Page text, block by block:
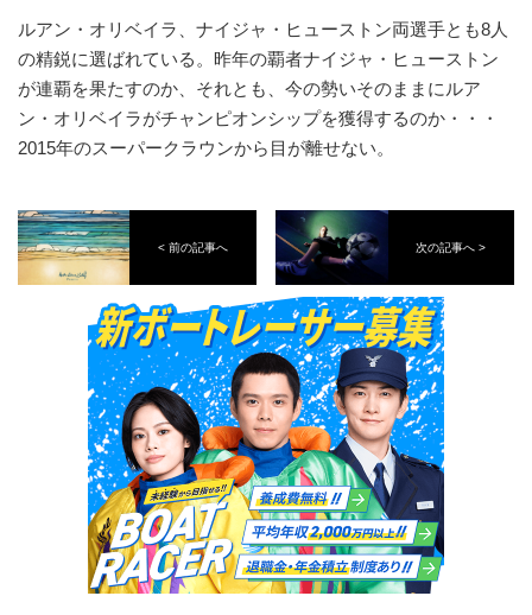
ルアン・オリベイラ、ナイジャ・ヒューストン両選手とも8人
の精鋭に選ばれている。昨年の覇者ナイジャ・ヒューストン
が連覇を果たすのか、それとも、今の勢いそのままにルア
ン・オリベイラがチャンピオンシップを獲得するのか・・・
2015年のスーパークラウンから目が離せない。
< 前の記事へ 次の記事へ >